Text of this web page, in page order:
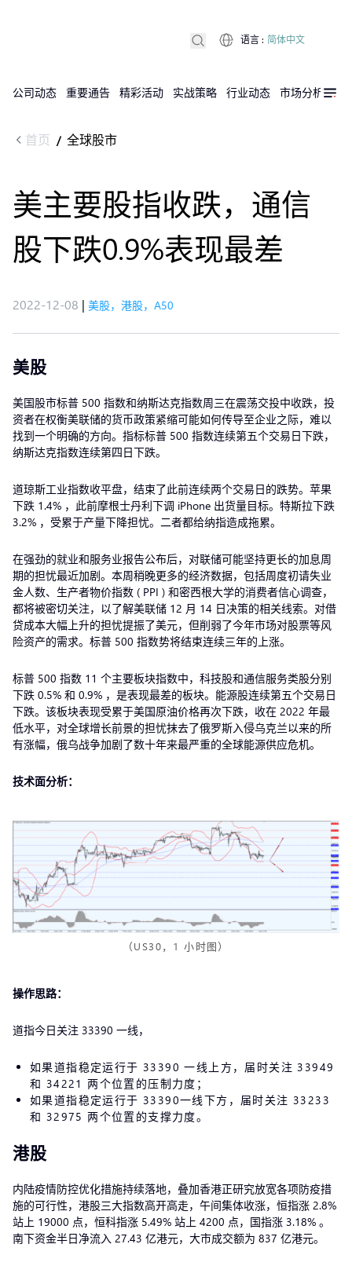
公司动态 重要通告 精彩活动 实战策略 行业动态 市场分析
语言 : 简体中文
首页 / 全球股市
美主要股指收跌，通信
股下跌0.9%表现最差
2022-12-08 | 美股，港股，A50
美股
美国股市标普 500 指数和纳斯达克指数周三在震荡交投中收跌，投
资者在权衡美联储的货币政策紧缩可能如何传导至企业之际，难以
找到一个明确的方向。指标标普 500 指数连续第五个交易日下跌，
纳斯达克指数连续第四日下跌。
道琼斯工业指数收平盘，结束了此前连续两个交易日的跌势。苹果
下跌 1.4% ，此前摩根士丹利下调 iPhone 出货量目标。特斯拉下跌
3.2% ，受累于产量下降担忧。二者都给纳指造成拖累。
在强劲的就业和服务业报告公布后，对联储可能坚持更长的加息周
期的担忧最近加剧。本周稍晚更多的经济数据，包括周度初请失业
金人数、生产者物价指数 ( PPI ) 和密西根大学的消费者信心调查，
都将被密切关注，以了解美联储 12 月 14 日决策的相关线索。对借
贷成本大幅上升的担忧提振了美元，但削弱了今年市场对股票等风
险资产的需求。标普 500 指数势将结束连续三年的上涨。
标普 500 指数 11 个主要板块指数中，科技股和通信服务类股分别
下跌 0.5% 和 0.9% ，是表现最差的板块。能源股连续第五个交易日
下跌。该板块表现受累于美国原油价格再次下跌，收在 2022 年最
低水平，对全球增长前景的担忧抹去了俄罗斯入侵乌克兰以来的所
有涨幅，俄乌战争加剧了数十年来最严重的全球能源供应危机。
技术面分析：
（US30，1 小时图）
操作思路：
道指今日关注 33390 一线，
如果道指稳定运行于 33390 一线上方，届时关注 33949
和 34221 两个位置的压制力度；
如果道指稳定运行于 33390一线下方，届时关注 33233
和 32975 两个位置的支撑力度。
港股
内陆疫情防控优化措施持续落地，叠加香港正研究放宽各项防疫措
施的可行性，港股三大指数高开高走，午间集体收涨，恒指涨 2.8%
站上 19000 点，恒科指涨 5.49% 站上 4200 点，国指涨 3.18% 。
南下资金半日净流入 27.43 亿港元，大市成交额为 837 亿港元。